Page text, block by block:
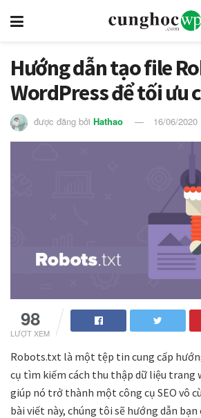
Hướng dẫn tạo file
WordPress để tối ưu
được đăng bởi Hathao 16/06/2020
98
LƯỢT XEM
Robots.txt là một tệp tin cung cấp
cụ tìm kiếm cách thu thập dữ liệu trang
giúp nó trở thành một công cụ SEO vô
bài viết này, chúng tôi sẽ hướng dẫn